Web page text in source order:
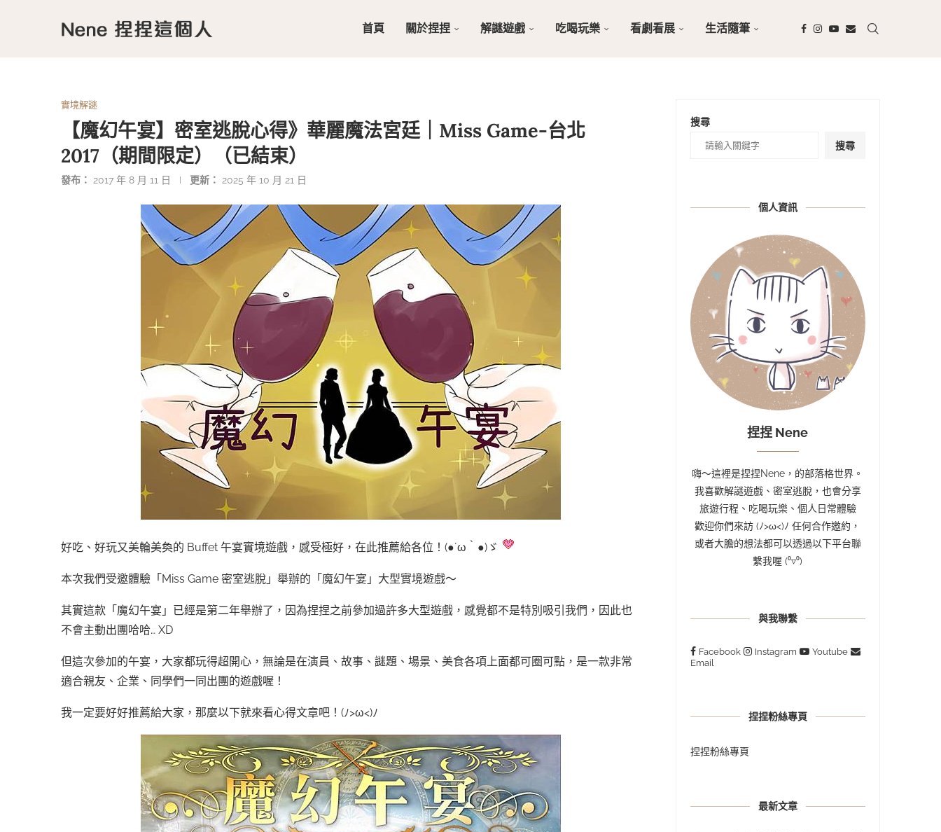
首頁 關於捏捏 解謎遊戲 吃喝玩樂 看劇看展 生活隨筆
實境解謎
【魔幻午宴】密室逃脫心得》華麗魔法宮廷｜Miss Game-台北
2017（期間限定）（已結束）
發布： 2017 年 8 月 11 日 更新： 2025 年 10 月 21 日
好吃、好玩又美輪美奐的 Buffet 午宴實境遊戲，感受極好，在此推薦給各位！(●´ω｀●)ゞ
本次我們受邀體驗「Miss Game 密室逃脫」舉辦的「魔幻午宴」大型實境遊戲～
其實這款「魔幻午宴」已經是第二年舉辦了，因為捏捏之前參加過許多大型遊戲，感覺都不是特別吸引我們，因此也
不會主動出團哈哈… XD
但這次參加的午宴，大家都玩得超開心，無論是在演員、故事、謎題、場景、美食各項上面都可圈可點，是一款非常
適合親友、企業、同學們一同出團的遊戲喔！
我一定要好好推薦給大家，那麼以下就來看心得文章吧！(ﾉ>ω<)ﾉ
搜尋
搜尋
個人資訊
捏捏 Nene
嗨～這裡是捏捏Nene，的部落格世界。
我喜歡解謎遊戲、密室逃脫，也會分享
旅遊行程、吃喝玩樂、個人日常體驗
歡迎你們來訪 (ﾉ>ω<)ﾉ 任何合作邀約，
或者大膽的想法都可以透過以下平台聯
繫我喔 (⁰▿⁰)
與我聯繫
Facebook Instagram
Youtube
Email
捏捏粉絲專頁
捏捏粉絲專頁
最新文章